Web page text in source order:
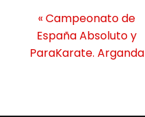
«Campeonato de
España Absoluto y
ParaKarate. Arganda